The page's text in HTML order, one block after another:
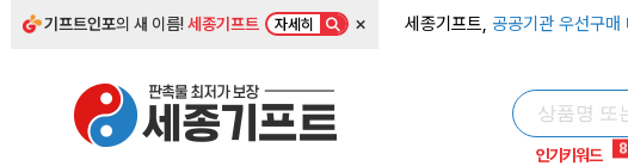
기프트인포의 새 이름!세종기프트 자세히 × 세종기프트, 공공기관 우선구매
인기키워드
5
8
9